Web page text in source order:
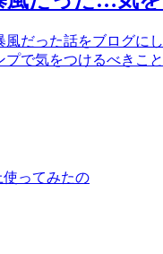
だった話をブログに
で気をつけるべきこ
使ってみたの